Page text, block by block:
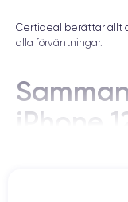
Certideal berättar allt
alla förväntningar.
iPhone
År 2020